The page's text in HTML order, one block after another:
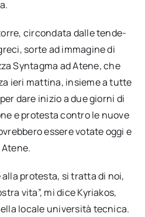
circondata dalle tende-
sorte ad immagine di
Syntagma ad Atene, che
ieri mattina, insieme a tutte
dare inizio a due giorni di
e protesta contro le nuove
essere votate oggi e
protesta, si tratta di noi,
vita”, mi dice Kyriakos,
locale università tecnica.